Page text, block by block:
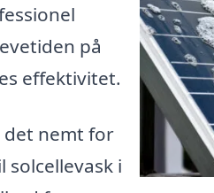
på
effektivitet.
det nemt for
i